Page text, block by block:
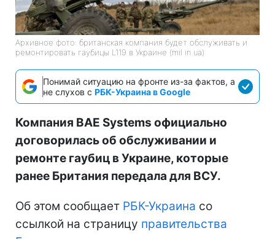
Архивное фото: британская компания будет обслуживать и
ремонтировать гаубицы L119 в Украине (mil in ua)
Понимай ситуацию на фронте из-за фактов, а
не слухов с РБК-Украина в Google
Компания BAE Systems официально
договорилась об обслуживании и
ремонте гаубиц в Украине, которые
ранее Британия передала для ВСУ.
Об этом сообщает РБК-Украина со
ссылкой на страницу правительства